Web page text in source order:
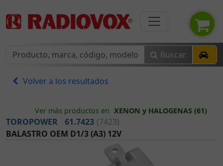
Buscar
Volver a los resultados
Ver más productos en XENON y HALOGENAS (61)
TOROPOWER 61.7423 (7423)
BALASTRO OEM D1/3 (A3) 12V